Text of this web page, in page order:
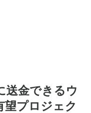
送金できるウ
望プロジェク